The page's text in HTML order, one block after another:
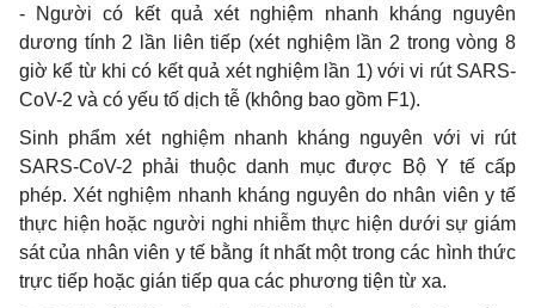
- Người có kết quả xét nghiệm nhanh kháng nguyên
dương tính 2 lần liên tiếp (xét nghiệm lần 2 trong vòng 8
giờ kể từ khi có kết quả xét nghiệm lần 1) với vi rút SARS-
CoV-2 và có yếu tố dịch tễ (không bao gồm F1).
Sinh phẩm xét nghiệm nhanh kháng nguyên với vi rút
SARS-CoV-2 phải thuộc danh mục được Bộ Y tế cấp
phép. Xét nghiệm nhanh kháng nguyên do nhân viên y tế
thực hiện hoặc người nghi nhiễm thực hiện dưới sự giám
sát của nhân viên y tế bằng ít nhất một trong các hình thức
trực tiếp hoặc gián tiếp qua các phương tiện từ xa.